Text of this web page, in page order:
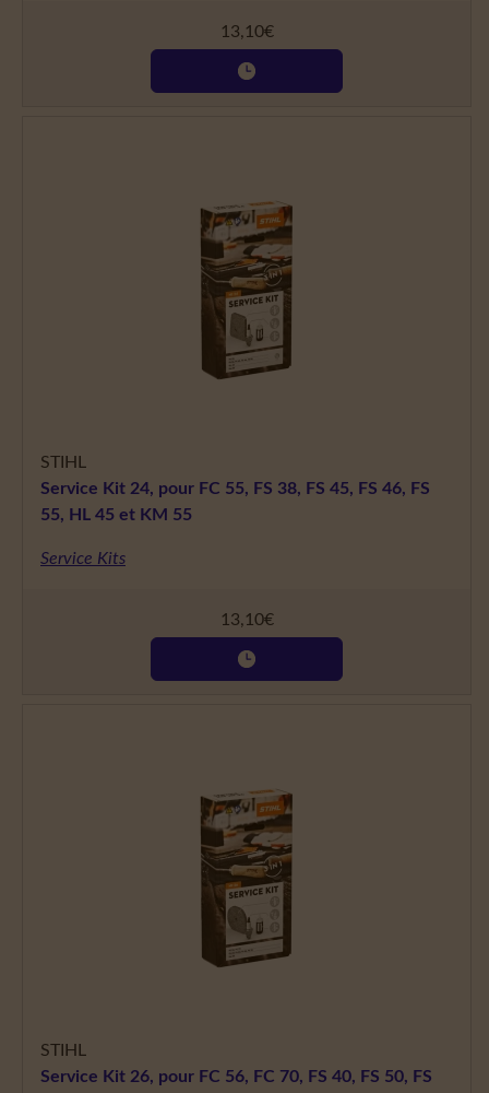
13,10€
STIHL
Service Kit 24, pour FC 55, FS 38, FS 45, FS 46, FS
55, HL 45 et KM 55
Service Kits
13,10€
STIHL
Service Kit 26, pour FC 56, FC 70, FS 40, FS 50, FS